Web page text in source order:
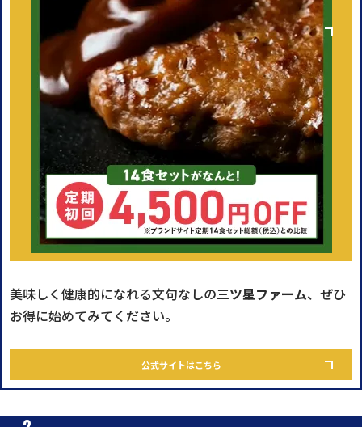
美味しく健康的になれる文句なしの三ツ星ファーム、ぜひ
お得に始めてみてください。
公式サイトはこちら